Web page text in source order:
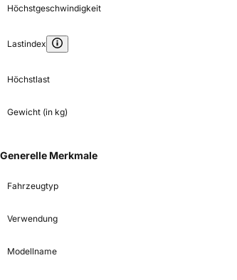
Höchstgeschwindigkeit
Lastindex
Höchstlast
Gewicht (in kg)
Generelle Merkmale
Fahrzeugtyp
Verwendung
Modellname